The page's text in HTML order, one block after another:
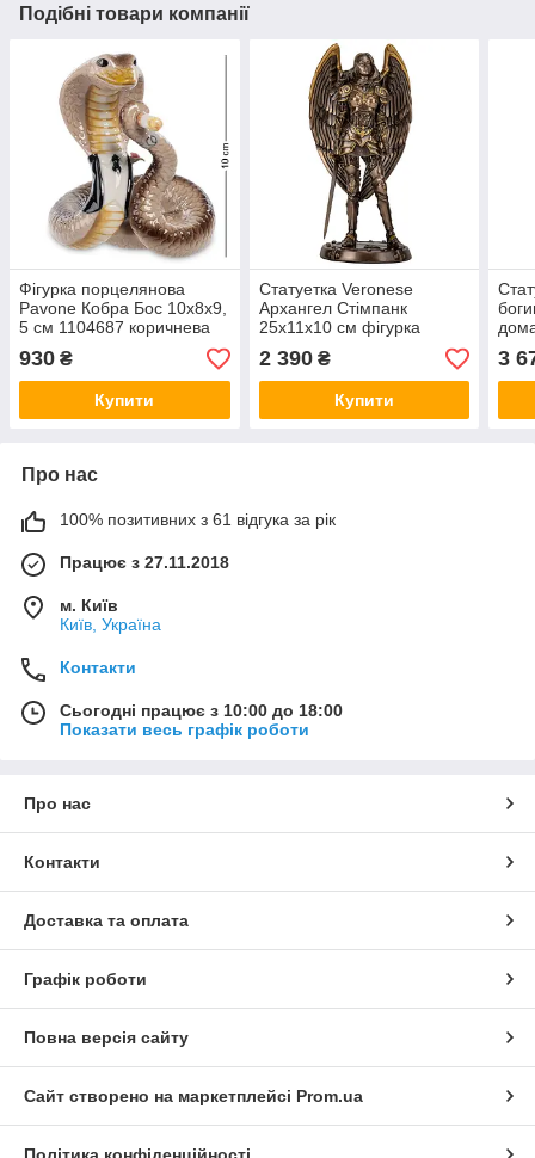
Подібні товари компанії
Фігурка порцелянова
Pavone Кобра Бос 10х8х9,
5 см 1104687 коричнева
змія VE
930 ₴
Купити
Статуетка Veronese
Архангел Стімпанк
25х11х10 см фігурка
бронзове покриття 77809
VE
2 390₴
Купити
3
Про нас
100% позитивних з 61 відгука за рік
Працює з 27.11.2018
м. Київ
Київ, Україна
Контакти
Сьогодні працює з 10:00 до 18:00
Показати весь графік роботи
Про нас
Контакти
Доставка та оплата
Графік роботи
Повна версія сайту
Сайт створено на маркетплейсі Prom.ua